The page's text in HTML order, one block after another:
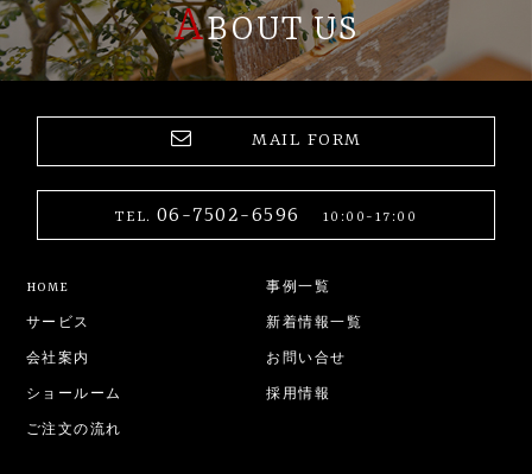
ABOUT US
MAIL FORM
TEL. 06-7502-6596 10:00-17:00
HOME
サービス
会社案内
ショールーム
ご注文の流れ
事例一覧
新着情報一覧
お問い合せ
採用情報